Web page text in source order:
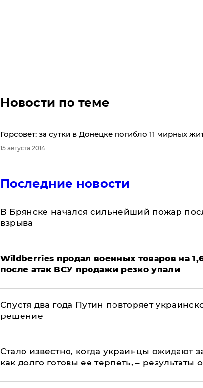
Новости по теме
Горсовет: за сутки в Донецке погибло 11 мирных
15 августа 2014
Последние новости
В Брянске начался сильнейший пожар
взрыва
​Wildberries продал военных товаров на
после атак ВСУ продажи резко упали
Спустя два года Путин повторяет
решение
Стало известно, когда украинцы ожидают
как долго готовы ее терпеть, – результаты